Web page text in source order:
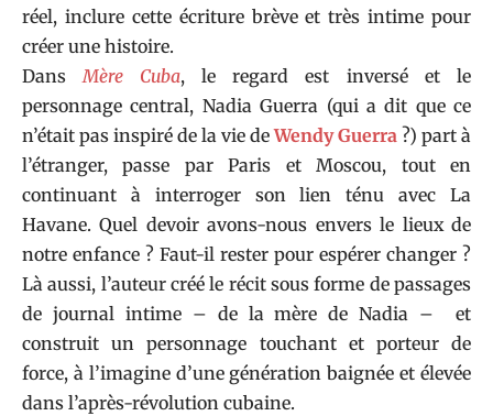
réel, inclure cette écriture brève et très intime pour
créer une histoire.
Dans Mère Cuba, le regard est inversé et le
personnage central, Nadia Guerra (qui a dit que ce
n’était pas inspiré de la vie deWendy Guerra ?) part à
l’étranger, passe par Paris et Moscou, tout en
continuant à interroger son lien ténu avec La
Havane. Quel devoir avons-nous envers le lieux de
notre enfance ? Faut-il rester pour espérer changer ?
Là aussi, l’auteur créé le récit sous forme de passages
de journal intime – de la mère de Nadia – et
construit un personnage touchant et porteur de
force, à l’imagine d’une génération baignée et élevée
dans l’après-révolution cubaine.